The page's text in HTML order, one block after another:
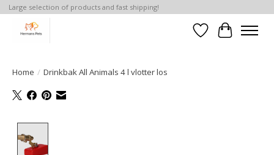
Large selection of products and fast shipping!
Verlanglijst
Home / Drinkbak All Animals 4 l vlotter los